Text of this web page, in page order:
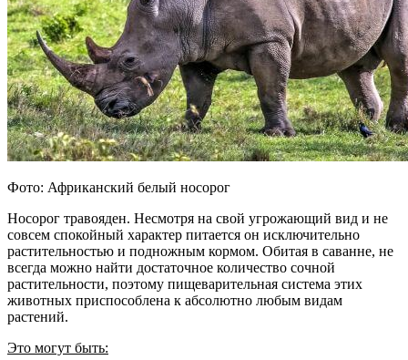
Фото: Африканский белый носорог
Носорог травояден. Несмотря на свой угрожающий вид и не
совсем спокойный характер питается он исключительно
растительностью и подножным кормом. Обитая в саванне, не
всегда можно найти достаточное количество сочной
растительности, поэтому пищеварительная система этих
животных приспособлена к абсолютно любым видам
растений.
Это могут быть: